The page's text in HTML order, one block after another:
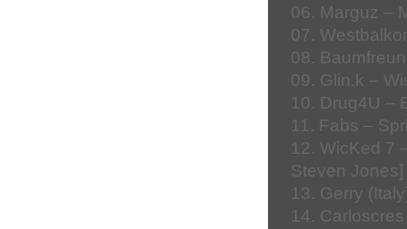
06. Marguz –
07.
08.
09. Glin.k –
10. Drug4U –
11. Fabs –
12. WicKed 7
Steven
13. Gerry
14.